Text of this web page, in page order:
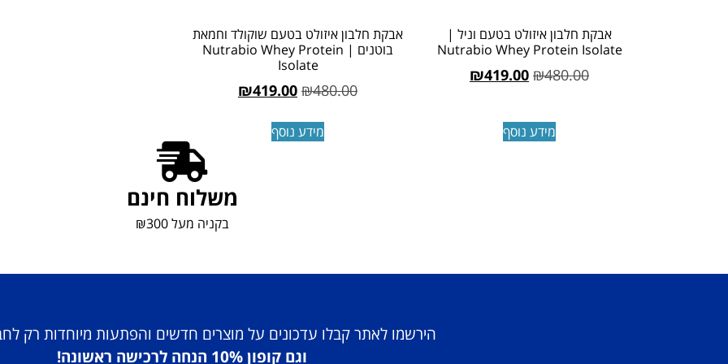
אבקת חלבון איזולט בטעם וניל |
Nutrabio Whey Protein Isolate
₪480.00
₪419.00
מידע נוסף
אבקת חלבון איזולט בטעם שוקולד וחמאת
בוטנים | Nutrabio Whey Protein
Isolate
₪480.00
₪419.00
מידע נוסף
משלוח חינם
בקניה מעל ₪300
הירשמו לאתר קבלו עדכונים על מוצרים חדשים והפתעות מיוחדות רק
וגם קופון 10% הנחה לרכישה ראשונה!